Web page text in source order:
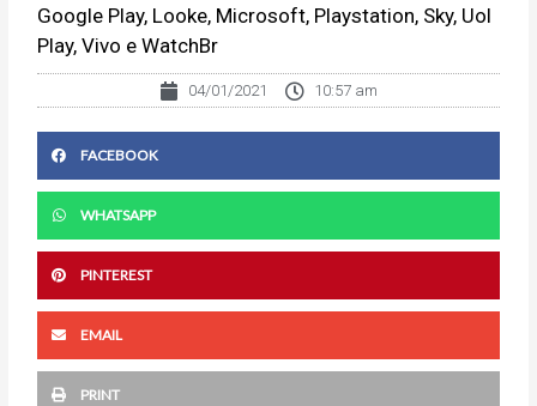
Google Play, Looke, Microsoft, Playstation, Sky, Uol
Play, Vivo e WatchBr
04/01/2021 10:57 am
FACEBOOK
WHATSAPP
PINTEREST
EMAIL
PRINT